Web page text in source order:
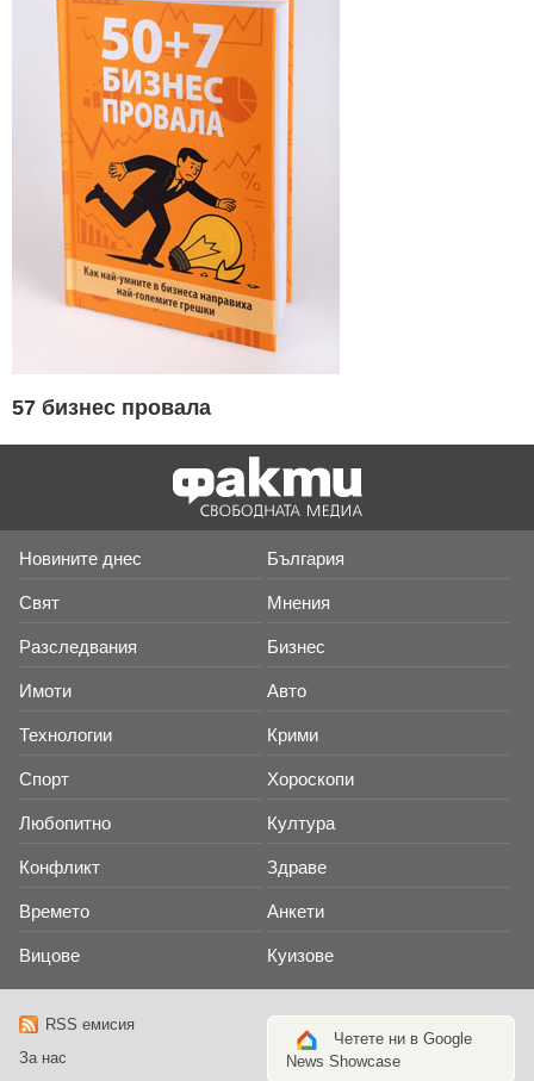
57 бизнес провала
Новините днес България
Свят Мнения
Разследвания Бизнес
Имоти Авто
Технологии Крими
Спорт Хороскопи
Любопитно Култура
Конфликт Здраве
Времето Анкети
Вицове Куизове
RSS емисия
За нас
Четете ни в Google
News Showcase